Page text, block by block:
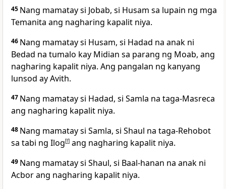
45 Nang mamatay si Jobab, si Husam sa lupain ng mga
Temanita ang nagharing kapalit niya.
46 Nang mamatay si Husam, si Hadad na anak ni
Bedad na tumalo kay Midian sa parang ng Moab, ang
nagharing kapalit niya. Ang pangalan ng kanyang
lunsod ay Avith.
47 Nang mamatay si Hadad, si Samla na taga-Masreca
ang nagharing kapalit niya.
48 Nang mamatay si Samla, si Shaul na taga-Rehobot
sa tabi ng Ilog[f] ang nagharing kapalit niya.
49 Nang mamatay si Shaul, si Baal-hanan na anak ni
Acbor ang nagharing kapalit niya.